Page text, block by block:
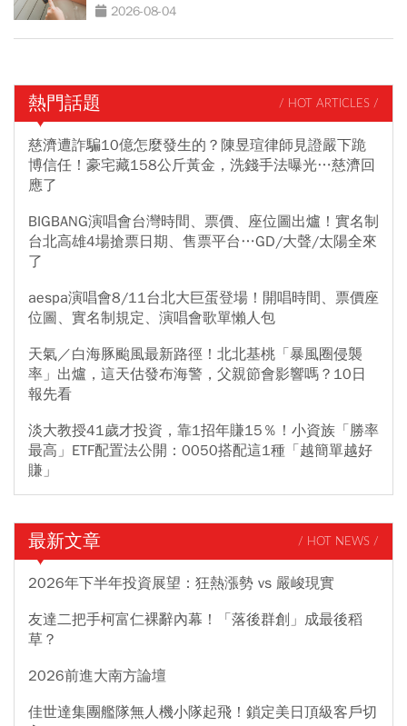
人包2026-08-04
熱門話題 / HOT ARTICLES /
慈濟遭詐騙10億怎麼發生的？陳昱瑄律師見證嚴下跪
博信任！豪宅藏158公斤黃金，洗錢手法曝光…慈濟回
應了
BIGBANG演唱會台灣時間、票價、座位圖出爐！實名制
台北高雄4場搶票日期、售票平台…GD/大聲/太陽全來
了
aespa演唱會8/11台北大巨蛋登場！開唱時間、票價座
位圖、實名制規定、演唱會歌單懶人包
天氣／白海豚颱風最新路徑！北北基桃「暴風圈侵襲
率」出爐，這天估發布海警，父親節會影響嗎？10日
報先看
淡大教授41歲才投資，靠1招年賺15％！小資族「勝率
最高」ETF配置法公開：0050搭配這1種「越簡單越好
賺」
最新文章 / HOT NEWS /
2026年下半年投資展望：狂熱漲勢 vs 嚴峻現實
友達二把手柯富仁裸辭內幕！「落後群創」成最後稻
草？
2026前進大南方論壇
佳世達集團艦隊無人機小隊起飛！鎖定美日頂級客戶切